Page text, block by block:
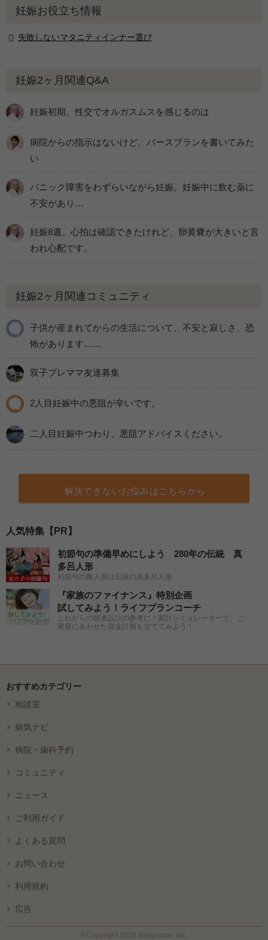
妊娠お役立ち情報
失敗しないマタニティインナー選び
妊娠2ヶ月関連Q&A
妊娠初期、性交でオルガスムスを感じるのは
病院からの指示はないけど、バースプランを書いてみた
い
パニック障害をわずらいながら妊娠。妊娠中に飲む薬に
不安があり…
妊娠8週。心拍は確認できたけれど、卵黄嚢が大きいと言
われ心配です。
妊娠2ヶ月関連コミュニティ
子供が産まれてからの生活について、不安と寂しさ、恐
怖があります……
双子プレママ友達募集
2人目妊娠中の悪阻が辛いです。
二人目妊娠中つわり、悪阻アドバイスください。
解決できないお悩みはこちらから
人気特集【PR】
初節句の準備早めにしよう 280年の伝統 真
多呂人形
初節句の雛人形は伝統の真多呂人形
『家族のファイナンス』特別企画
試してみよう！ライフプランコーチ
これからの将来設計の参考に！家計シミュレーターで、ご
家庭にあわせた資金計画を立ててみよう！
おすすめカテゴリー
相談室
病気ナビ
病院・歯科予約
コミュニティ
ニュース
ご利用ガイド
よくある質問
お問い合わせ
利用規約
広告
©Copyright 2026 Babycome, Inc.